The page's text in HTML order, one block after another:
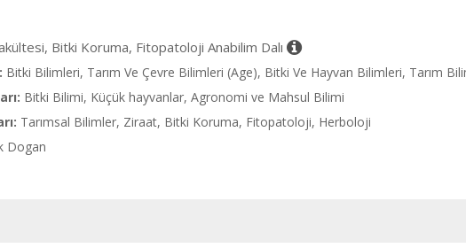
Bitki Koruma, Fitopatoloji Anabilim Dalı
Bitki Bilimleri, Tarım Ve Çevre Bilimleri (Age), Bitki Ve Hayvan Bilimleri, Tarım
Bitki Bilimi, Küçük hayvanlar, Agronomi ve Mahsul Bilimi
Tarımsal Bilimler, Ziraat, Bitki Koruma, Fitopatoloji, Herboloji
Dogan